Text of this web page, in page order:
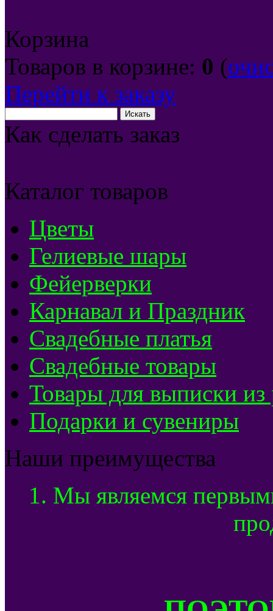
Корзина
Товаров в корзине: 0 (
Перейти к заказу
Как сделать заказ
Каталог товаров
Цветы
Гелиевые шары
Фейерверки
Карнавал и Праздник
Свадебные платья
Свадебные товары
Товары для выписки из
Подарки и сувениры
Наши преимущества
1. Мы являемся